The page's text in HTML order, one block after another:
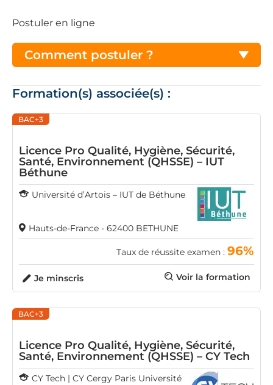
Postuler en ligne
Comment postuler ?
Formation(s) associée(s) :
BAC+3
Licence Pro Qualité, Hygiène, Sécurité,
Santé, Environnement (QHSSE) – IUT
Béthune
Université d’Artois – IUT de Béthune
Hauts-de-France - 62400 BETHUNE
Taux de réussite examen : 96%
Voir la formation
Je minscris
BAC+3
Licence Pro Qualité, Hygiène, Sécurité,
Santé, Environnement (QHSSE) – CY Tech
CY Tech | CY Cergy Paris Université